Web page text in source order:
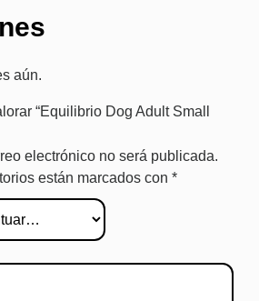
aún.
“Equilibrio Dog Adult Small
electrónico no será publicada.
están marcados con *